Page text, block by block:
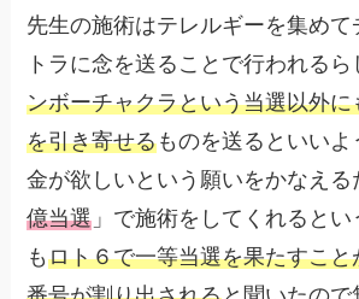
先生の施術はテレルギーを集めて
トラに念を送ることで行われる
ンボーチャクラという当選以外
を引き寄せるものを送るといい
金が欲しいという願いをかなえる
億当選 」で施術をしてくれると
もロト６で一等当選を果たすこと